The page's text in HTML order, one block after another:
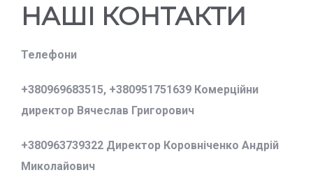
НАШІ КОНТАКТИ
Телефони
+380969683515, +380951751639 Комерційни
директор Вячеслав Григорович
+380963739322 Директор Коровніченко Андрій
Миколайович